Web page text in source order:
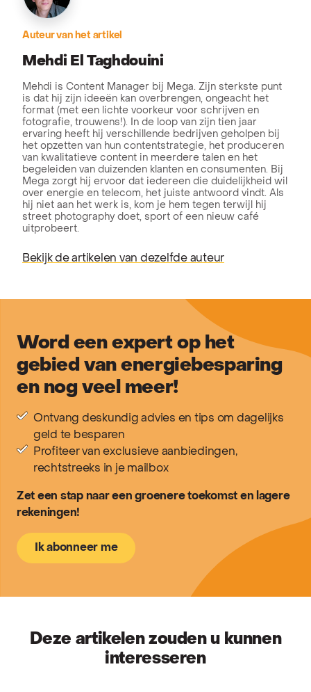
Auteur van het artikel
Mehdi El Taghdouini
Mehdi is Content Manager bij Mega. Zijn sterkste punt
is dat hij zijn ideeën kan overbrengen, ongeacht het
format (met een lichte voorkeur voor schrijven en
fotografie, trouwens!). In de loop van zijn tien jaar
ervaring heeft hij verschillende bedrijven geholpen bij
het opzetten van hun contentstrategie, het produceren
van kwalitatieve content in meerdere talen en het
begeleiden van duizenden klanten en consumenten. Bij
Mega zorgt hij ervoor dat iedereen die duidelijkheid wil
over energie en telecom, het juiste antwoord vindt. Als
hij niet aan het werk is, kom je hem tegen terwijl hij
street photography doet, sport of een nieuw café
uitprobeert.
Bekijk de artikelen van dezelfde auteur
Word een expert op het
gebied van energiebesparing
en nog veel meer!
Ontvang deskundig advies en tips om dagelijks
geld te besparen
Profiteer van exclusieve aanbiedingen,
rechtstreeks in je mailbox
Zet een stap naar een groenere toekomst en lagere
rekeningen!
Ik abonneer me
Deze artikelen zouden u kunnen
interesseren